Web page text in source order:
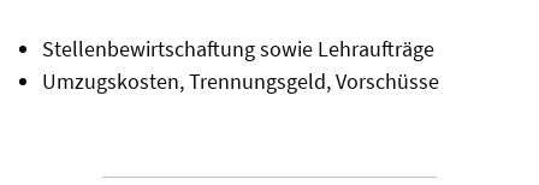
Stellenbewirtschaftung sowie Lehraufträge
Umzugskosten, Trennungsgeld, Vorschüsse